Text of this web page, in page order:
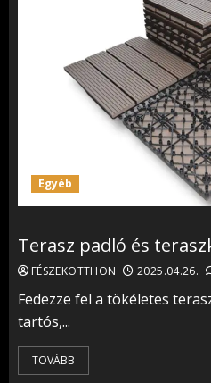
Egyéb
Terasz padló és
FÉSZEKOTTHON 2025.04.26.
Fedezze fel a tökéletes
tartós,...
TOVÁBB